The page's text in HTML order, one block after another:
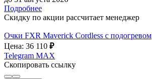
Подробнее
Скидку по акции рассчитает менеджер
Очки FXR Maverick Cordless с подогревом
Цена: 36 110 ₽
Telegram MAX
Скопировать ссылку